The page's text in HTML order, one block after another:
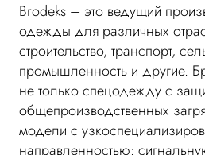
Brodeks – это ведущий
одежды для различных
строительство, транспорт,
промышленность и другие.
не только спецодежду с
общепроизводственных
модели с
направленностью: